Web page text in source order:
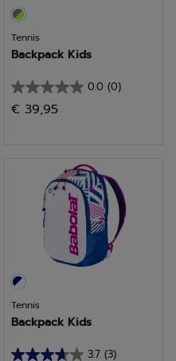
Tennis
Backpack Kids
0.0 (0)
0.0
von
€ 39,95
Tennis
Backpack Kids
3.7 (3)